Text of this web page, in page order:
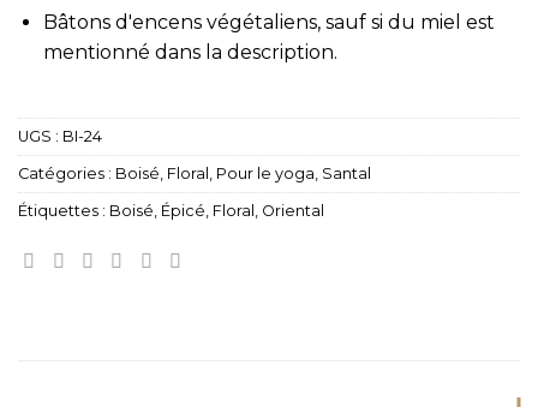
Bâtons d'encens végétaliens, sauf si du miel est
mentionné dans la description.
UGS : BI-24
Catégories : Boisé Floral Pour le yoga Santal
Étiquettes : Boisé Épicé Floral Oriental